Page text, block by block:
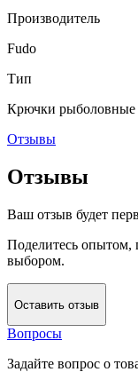
Производитель
Fudo
Тип
Крючки рыболовные
Отзывы
Отзывы
Ваш отзыв будет
Поделитесь опытом,
выбором.
Оставить отзыв
Вопросы
Задайте вопрос о